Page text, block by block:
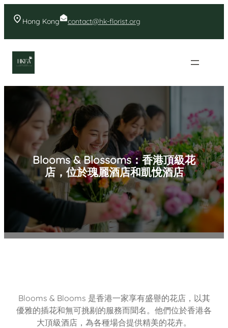
Hong Kong contact@hk-florist.org
Blooms & Blossoms：香港頂級花
店，位於瑰麗酒店和凱悅酒店
Blooms & Blooms 是香港一家享有盛譽的花店，以其
優雅的插花和無可挑剔的服務而聞名。他們位於香港各
大頂級酒店，為各種場合提供精美的花卉。